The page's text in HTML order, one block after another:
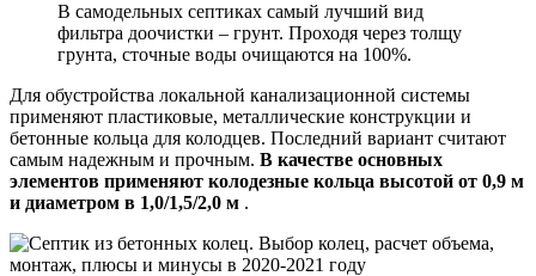
В самодельных септиках самый лучший вид
фильтра доочистки – грунт. Проходя через толщу
грунта, сточные воды очищаются на 100%.
Для обустройства локальной канализационной системы
применяют пластиковые, металлические конструкции и
бетонные кольца для колодцев. Последний вариант считают
самым надежным и прочным. В качестве основных
элементов применяют колодезные кольца высотой от 0,9 м
и диаметром в 1,0/1,5/2,0 м .